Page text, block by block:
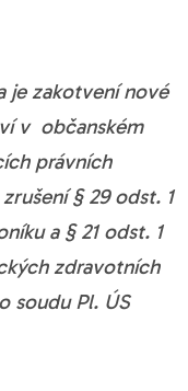
je zakotvení nové
v občanském
právních
§ 29 odst. 1
a § 21 odst. 1
zdravotních
soudu Pl. ÚS